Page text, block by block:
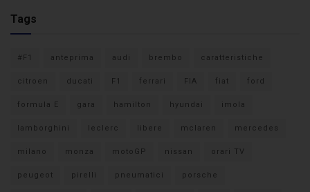
Tags
#F1 anteprima audi brembo caratteristiche
citroen ducati F1 ferrari FIA fiat ford
formula E gara hamilton hyundai imola
lamborghini leclerc libere mclaren mercedes
milano monza motoGP nissan orari TV
peugeot pirelli pneumatici porsche